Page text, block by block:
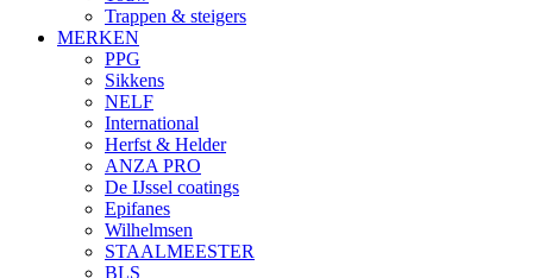
Trappen & steigers
MERKEN
PPG
Sikkens
NELF
International
Herfst & Helder
ANZA PRO
De IJssel coatings
Epifanes
Wilhelmsen
STAALMEESTER
BLS